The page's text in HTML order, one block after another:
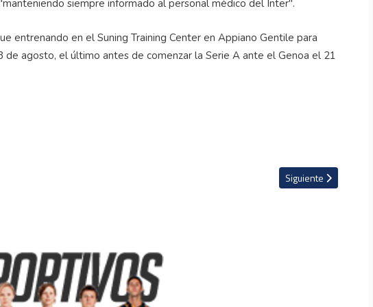
siempre informado al personal médico del Inter".
entrenando en el Suning Training Center en Appiano Gentile para
agosto, el último antes de comenzar la Serie A ante el Genoa el 21
en el VAR Artículo siguiente:
Siguiente